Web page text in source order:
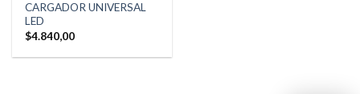
CARGADOR UNIVERSAL
LED
$4.840,00